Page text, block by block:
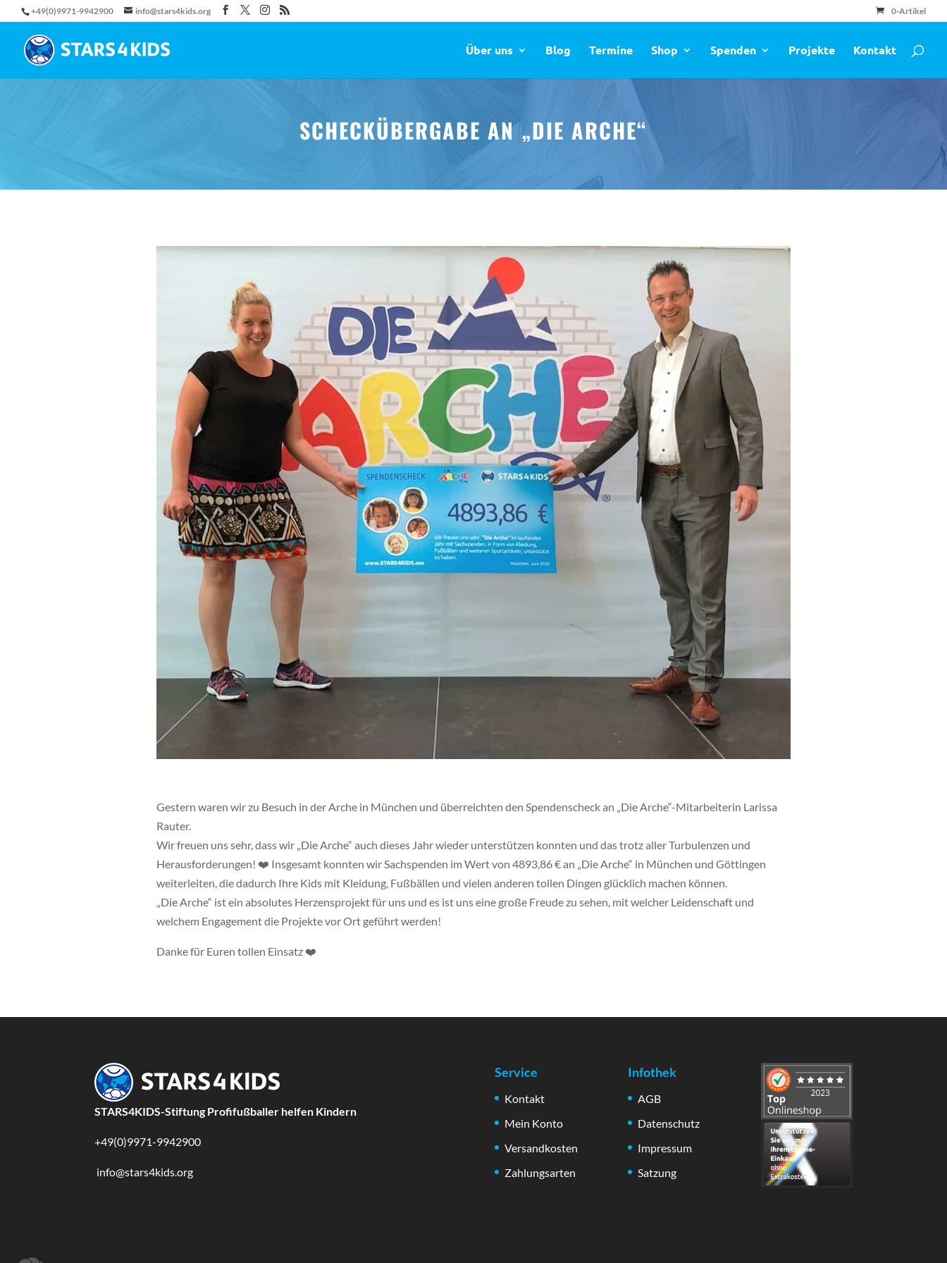
+49(0)9971-9942900 info@stars4kids.org 0-Artikel
Über uns Blog Termine Shop Spenden Projekte Kontakt
SCHECKÜBERGABE AN „DIE ARCHE“
Gestern waren wir zu Besuch in der Arche in München und überreichten den Spendenscheck an „Die Arche“-Mitarbeiterin Larissa
Rauter.
Wir freuen uns sehr, dass wir „Die Arche“ auch dieses Jahr wieder unterstützen konnten und das trotz aller Turbulenzen und
Herausforderungen! ❤️ Insgesamt konnten wir Sachspenden im Wert von 4893,86 € an „Die Arche“ in München und Göttingen
weiterleiten, die dadurch Ihre Kids mit Kleidung, Fußbällen und vielen anderen tollen Dingen glücklich machen können.
„Die Arche“ ist ein absolutes Herzensprojekt für uns und es ist uns eine große Freude zu sehen, mit welcher Leidenschaft und
welchem Engagement die Projekte vor Ort geführt werden!
Danke für Euren tollen Einsatz ❤️
STARS4KIDS-Stiftung Profifußballer helfen Kindern
+49(0)9971-9942900
info@stars4kids.org
Service
Kontakt
Mein Konto
Versandkosten
Zahlungsarten
Infothek
AGB
Datenschutz
Impressum
Satzung